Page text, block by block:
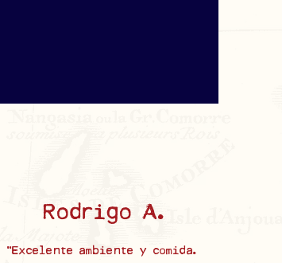
Rodrigo A.
“Excelente ambiente y comida.